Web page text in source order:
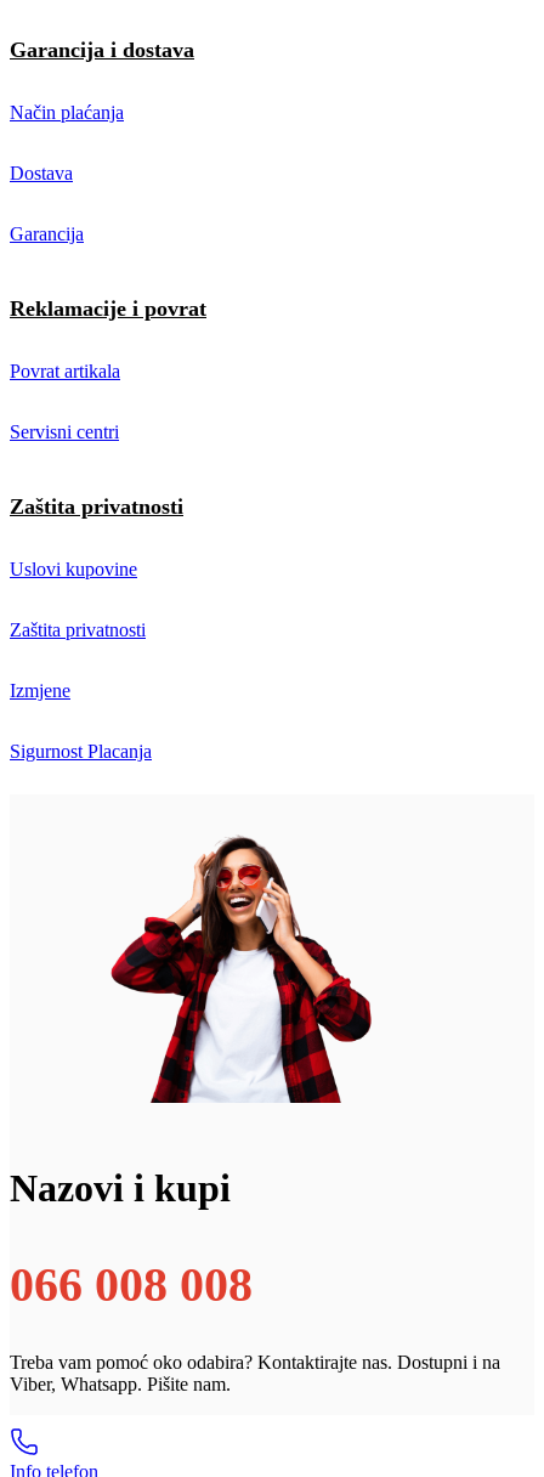
Garancija i dostava
Način plaćanja
Dostava
Garancija
Reklamacije i povrat
Povrat artikala
Servisni centri
Zaštita privatnosti
Uslovi kupovine
Zaštita privatnosti
Izmjene
Sigurnost Placanja
Nazovi i kupi
066 008 008
Treba vam pomoć oko odabira? Kontaktirajte nas. Dostupni i na
Viber, Whatsapp. Pišite nam.
Info telefon